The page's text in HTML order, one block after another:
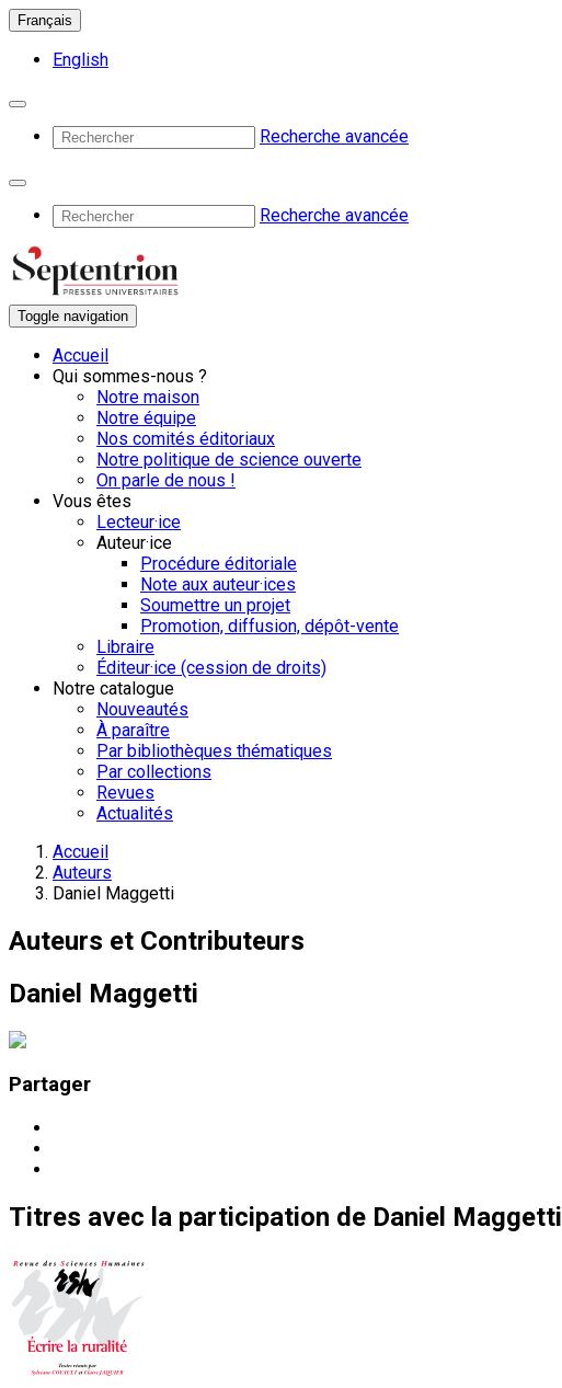
Français
English
Recherche avancée
Recherche avancée
Toggle navigation
Accueil
Qui sommes-nous ?
Notre maison
Notre équipe
Nos comités éditoriaux
Notre politique de science ouverte
On parle de nous !
Vous êtes
Lecteur·ice
Auteur·ice
Procédure éditoriale
Note aux auteur·ices
Soumettre un projet
Promotion, diffusion, dépôt-vente
Libraire
Éditeur·ice (cession de droits)
Notre catalogue
Nouveautés
À paraître
Par bibliothèques thématiques
Par collections
Revues
Actualités
Accueil
Auteurs
Daniel Maggetti
Auteurs et Contributeurs
Daniel Maggetti
Partager
Titres avec la participation de Daniel Maggetti